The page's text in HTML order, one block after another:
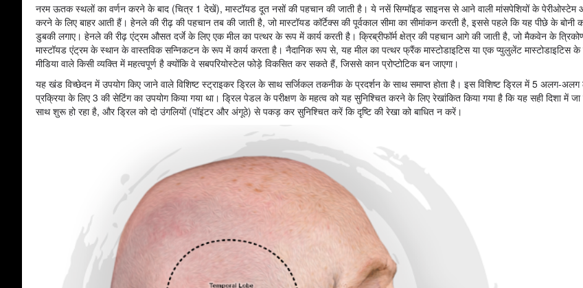
नरम ऊतक स्थलों का वर्णन करने के बाद (चित्र 1 देखें), मास्टॉयड दूत नसों की पहचान की जाती है। ये नसें सिग्मॉइड साइनस से आने वाली मांसपेशियों के पेरीओस्टेम
करने के लिए बाहर आती हैं। हेनले की रीढ़ की पहचान तब की जाती है, जो मास्टॉयड कॉर्टेक्स की पूर्वकाल सीमा का सीमांकन करती है, इससे पहले कि यह पीछे के
डुबकी लगाए। हेनले की रीढ़ एंट्रम औसत दर्जे के लिए एक मील का पत्थर के रूप में कार्य करती है। क्रिब्रीफॉर्म क्षेत्र की पहचान आगे की जाती है, जो मैकवेन के
मास्टॉयड एंट्रम के स्थान के वास्तविक सन्निकटन के रूप में कार्य करता है। नैदानिक रूप से, यह मील का पत्थर फ्रैंक मास्टोडाइटिस या एक प्युलुलेंट मास्टोडाइटिस
मीडिया वाले किसी व्यक्ति में महत्वपूर्ण है क्योंकि वे सबपरियोस्टेल फोड़े विकसित कर सकते हैं, जिससे कान प्रोप्टोटिक बन जाएगा।
यह खंड विच्छेदन में उपयोग किए जाने वाले विशिष्ट स्ट्राइकर ड्रिल के साथ सर्जिकल तकनीक के प्रदर्शन के साथ समाप्त होता है। इस विशिष्ट ड्रिल में 5 अलग-
प्रक्रिया के लिए 3 की सेटिंग का उपयोग किया गया था। ड्रिल पेडल के परीक्षण के महत्व को यह सुनिश्चित करने के लिए रेखांकित किया गया है कि यह सही दिशा में
साथ शुरू हो रहा है, और ड्रिल को दो उंगलियों (पॉइंटर और अंगूठे) से पकड़ कर सुनिश्चित करें कि दृष्टि की रेखा को बाधित न करें।